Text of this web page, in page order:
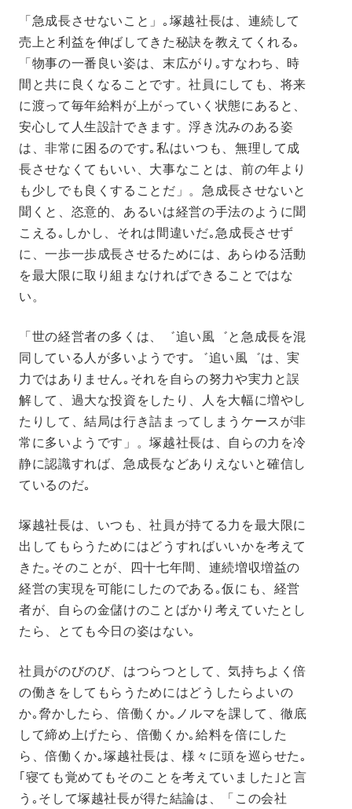
「急成長させないこと」｡塚越社長は、連続して
売上と利益を伸ばしてきた秘訣を教えてくれる｡
「物事の一番良い姿は、末広がり｡すなわち、時
間と共に良くなることです。社員にしても、将来
に渡って毎年給料が上がっていく状態にあると、
安心して人生設計できます。浮き沈みのある姿
は、非常に困るのです｡私はいつも、無理して成
長させなくてもいい、大事なことは、前の年より
も少しでも良くすることだ」。急成長させないと
聞くと、恣意的、あるいは経営の手法のように聞
こえる｡しかし、それは間違いだ｡急成長させず
に、一歩一歩成長させるためには、あらゆる活動
を最大限に取り組まなければできることではな
い。
「世の経営者の多くは、゛追い風゛と急成長を混
同している人が多いようです｡゛追い風゛は、実
力ではありません｡それを自らの努力や実力と誤
解して、過大な投資をしたり、人を大幅に増やし
たりして、結局は行き詰まってしまうケースが非
常に多いようです」。塚越社長は、自らの力を冷
静に認識すれば、急成長などありえないと確信し
ているのだ｡
塚越社長は、いつも、社員が持てる力を最大限に
出してもらうためにはどうすればいいかを考えて
きた｡そのことが、四十七年間、連続増収増益の
経営の実現を可能にしたのである｡仮にも、経営
者が、自らの金儲けのことばかり考えていたとし
たら、とても今日の姿はない｡
社員がのびのび、はつらつとして、気持ちよく倍
の働きをしてもらうためにはどうしたらよいの
か｡脅かしたら、倍働くか｡ノルマを課して、徹底
して締め上げたら、倍働くか｡給料を倍にした
ら、倍働くか｡塚越社長は、様々に頭を巡らせた｡
｢寝ても覚めてもそのことを考えていました｣と言
う｡そして塚越社長が得た結論は、「この会社